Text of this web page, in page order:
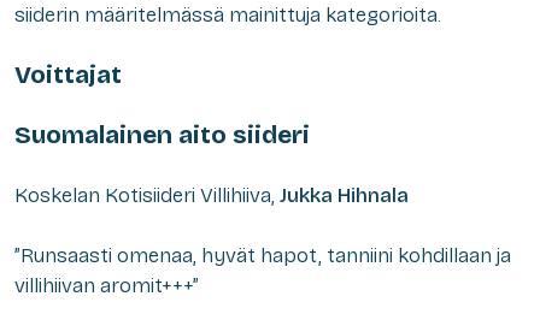
siiderin määritelmässä mainittuja kategorioita.
Voittajat
Suomalainen aito siideri
Koskelan Kotisiideri Villihiiva, Jukka Hihnala
”Runsaasti omenaa, hyvät hapot, tanniini kohdillaan ja
villihiivan aromit+++”